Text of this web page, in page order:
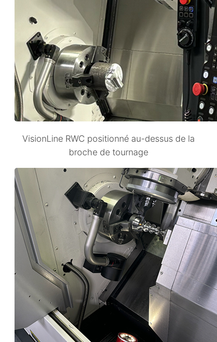
VisionLine RWC positionné au-dessus de la
broche de tournage